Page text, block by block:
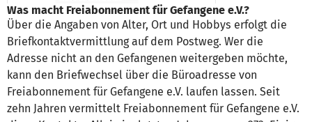
Was macht Freiabonnement für Gefangene e.V.?
Über die Angaben von Alter, Ort und Hobbys erfolgt die
Briefkontaktvermittlung auf dem Postweg. Wer die
Adresse nicht an den Gefangenen weitergeben möchte,
kann den Briefwechsel über die Büroadresse von
Freiabonnement für Gefangene e.V. laufen lassen. Seit
zehn Jahren vermittelt Freiabonnement für Gefangene e.V.